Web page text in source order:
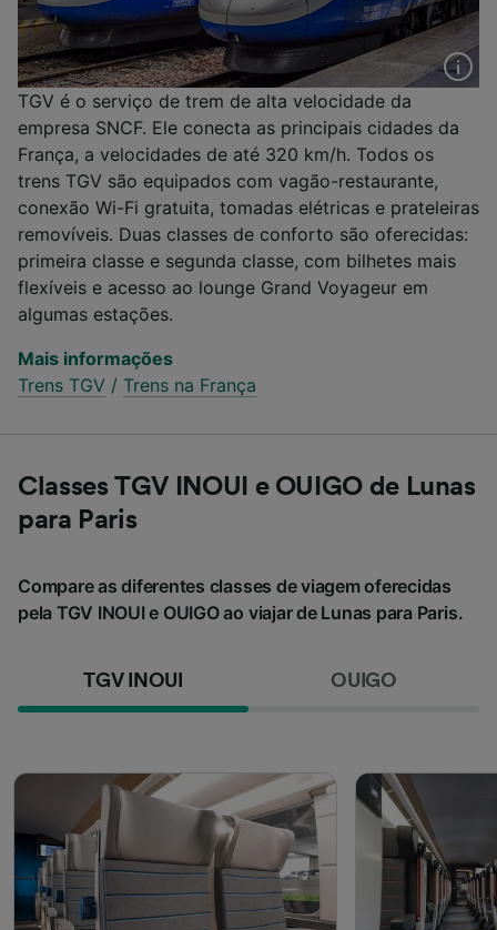
TGV é o serviço de trem de alta velocidade da
empresa SNCF. Ele conecta as principais cidades da
França, a velocidades de até 320 km/h. Todos os
trens TGV são equipados com vagão-restaurante,
conexão Wi-Fi gratuita, tomadas elétricas e prateleiras
removíveis. Duas classes de conforto são oferecidas:
primeira classe e segunda classe, com bilhetes mais
flexíveis e acesso ao lounge Grand Voyageur em
algumas estações.
Mais informações
Trens TGV / Trens na França
Classes TGV INOUI e OUIGO de Lunas
para Paris
Compare as diferentes classes de viagem oferecidas
pela TGV INOUI e OUIGO ao viajar de Lunas para Paris.
TGV INOUI OUIGO